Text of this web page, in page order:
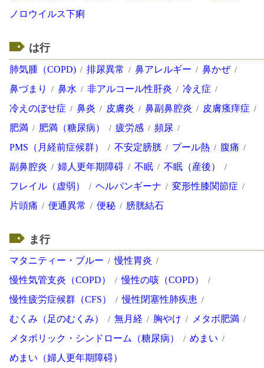
ノロウイルス下痢
は行
肺気腫（COPD) 排尿異常 鼻アレルギー
鼻かぜ
鼻づまり
鼻水 非アルコール性肝炎
冷え症
冷えのぼせ症
鼻炎 皮膚炎 鼻副鼻腔炎
皮膚瘙痒症
肥満
肥満（糖尿病） 疲労感
頻尿
PMS（月経前症候群）
不安定膀胱 プール熱
腹痛
副鼻腔炎
婦人更年期障碍 不眠
不眠（産後）
フレイル（虚弱）
ヘルパンギーナ
変形性膝関節症
片頭痛
便通異常 便秘 膀胱結石
ま行
マタニティー・ブルー
慢性胃炎
慢性気管支炎（COPD）
慢性の咳（COPD）
慢性疲労症候群（CFS）
慢性閉塞性肺疾患
むくみ（足のむくみ）
無月経 胸やけ
メタボ肥満
メタボリック・シンドローム（糖尿病）
めまい
めまい（婦人更年期障碍）